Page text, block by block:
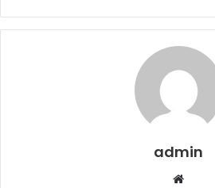
admin
Web